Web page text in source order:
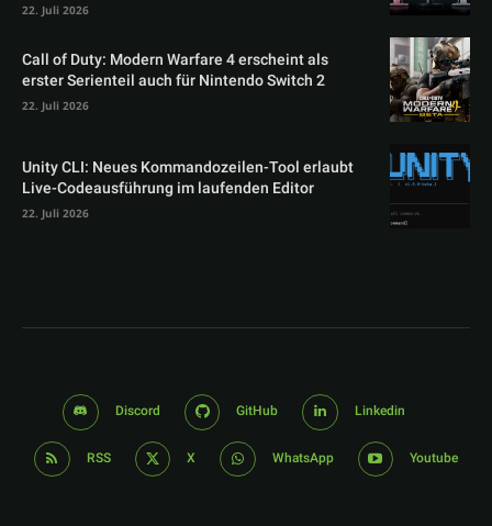
22. Juli 2026
Call of Duty: Modern Warfare 4 erscheint als
erster Serienteil auch für Nintendo Switch 2
22. Juli 2026
Unity CLI: Neues Kommandozeilen-Tool erlaubt
Live-Codeausführung im laufenden Editor
22. Juli 2026
Discord GitHub Linkedin
RSS X WhatsApp Youtube